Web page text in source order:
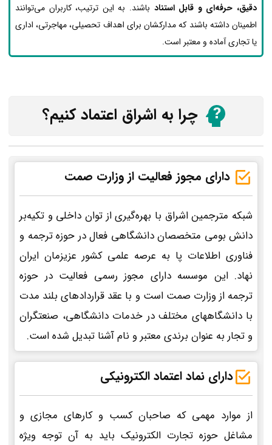
دقیق، حرفه‌ای و قابل استناد باشند. به این ترتیب، کاربران می‌توانند
اطمینان داشته باشند که مدارکشان برای اهداف تحصیلی، مهاجرتی، اداری
یا تجاری آماده و معتبر است.
چرا به اشراق اعتماد کنیم؟
دارای مجوز فعالیت از وزارت صمت
شبکه مترجمین اشراق با بهره‌گیری از توان داخلی و تکیه‌بر
دانش بومی متخصصان دانشگاهی فعال در حوزه ترجمه و
فناوری اطلاعات پا به عرصه علمی کشور عزیزمان ایران
نهاد. این موسسه دارای مجوز رسمی فعالیت در حوزه
ترجمه از وزارت صمت است و با عقد قراردادهای بلند مدت
با دانشگاههای مختلف در خدمات دانشگاهی، صنعتگران
و تجار به عنوان برندی معتبر و نام آشنا تبدیل شده است.
دارای نماد اعتماد الکترونیکی
از موارد مهمی که صاحبان کسب و کارهای مجازی و
مشاغل حوزه تجارت الکترونیک باید به آن توجه ویژه